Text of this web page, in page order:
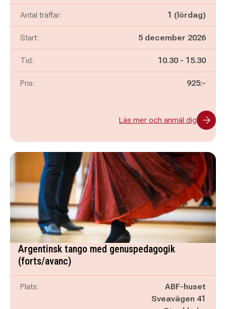
Antal träffar: 1 (lördag)
Start: 5 december 2026
Tid: Pågår mellan
10.30 - och
15.30
Pris: 925:-
Läs mer och anmäl dig
Argentinsk tango med genuspedagogik
(forts/avanc)
Plats:
ABF-huset
Sveavägen 41